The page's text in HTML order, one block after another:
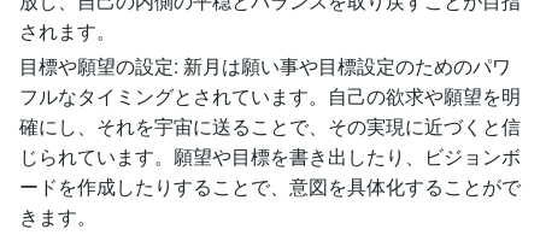
されます。
目標や願望の設定: 新月は願い事や目標設定のためのパワ
フルなタイミングとされています。自己の欲求や願望を明
確にし、それを宇宙に送ることで、その実現に近づくと信
じられています。願望や目標を書き出したり、ビジョンボ
ードを作成したりすることで、意図を具体化することがで
きます。